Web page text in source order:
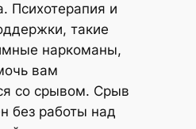
Психотерапия и
такие
наркоманы,
вам
со срывом. Срыв
без работы над